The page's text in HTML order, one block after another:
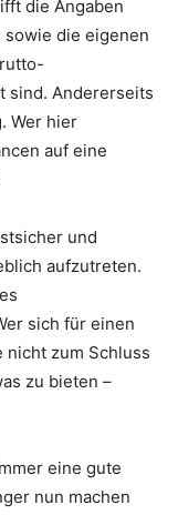
die Angaben
die eigenen
sind. Andererseits
Wer hier
auf eine
und
aufzutreten.
sich für einen
nicht zum Schluss
zu bieten –
eine gute
nun machen